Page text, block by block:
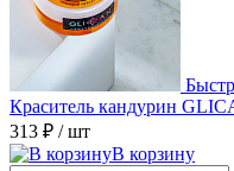
Краситель кандурин
313 ₽ / шт
В корзину